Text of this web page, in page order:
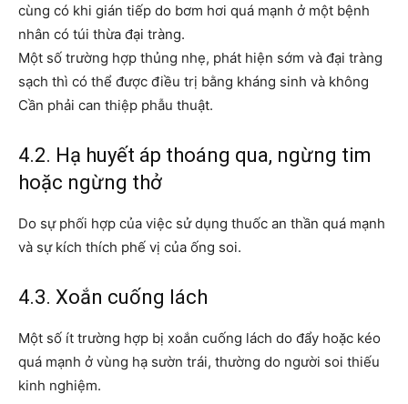
cùng có khi gián tiếp do bơm hơi quá mạnh ở một bệnh
nhân có túi thừa đại tràng.
Một số trường hợp thủng nhẹ, phát hiện sớm và đại tràng
sạch thì có thể được điều trị bằng kháng sinh và không
Cần phải can thiệp phẫu thuật.
4.2. Hạ huyết áp thoáng qua, ngừng tim
hoặc ngừng thở
Do sự phối hợp của việc sử dụng thuốc an thần quá mạnh
và sự kích thích phế vị của ống soi.
4.3. Xoắn cuống lách
Một số ít trường hợp bị xoắn cuống lách do đẩy hoặc kéo
quá mạnh ở vùng hạ sườn trái, thường do người soi thiếu
kinh nghiệm.